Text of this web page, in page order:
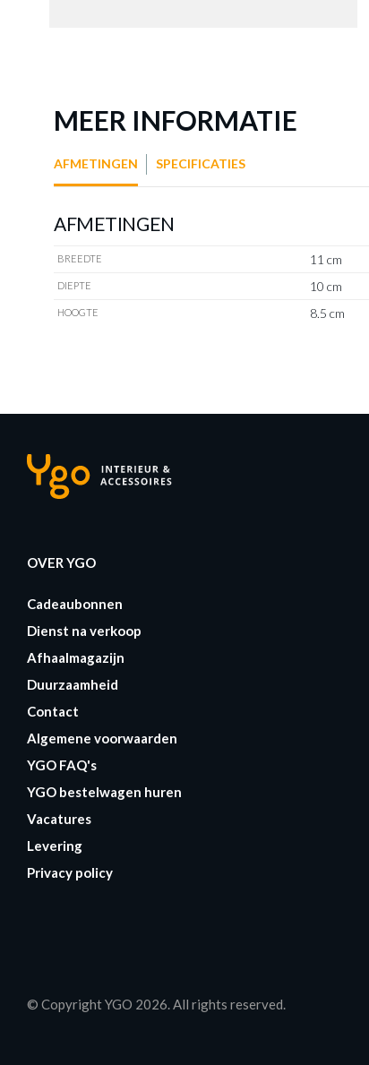
MEER INFORMATIE
AFMETINGEN SPECIFICATIES
AFMETINGEN
BREEDTE 11 cm
DIEPTE 10 cm
HOOGTE 8.5 cm
OVER YGO
Cadeaubonnen
Dienst na verkoop
Afhaalmagazijn
Duurzaamheid
Contact
Algemene voorwaarden
YGO FAQ's
YGO bestelwagen huren
Vacatures
Levering
Privacy policy
© Copyright YGO 2026. All rights reserved.